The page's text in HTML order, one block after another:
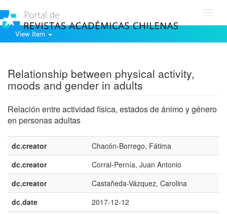
View Item
Relationship between physical activity,
moods and gender in adults
Relación entre actividad física, estados de ánimo y género
en personas adultas
dc.creator
Chacón-Borrego, Fátima
dc.creator
Corral-Pernía, Juan Antonio
dc.creator
Castañeda-Vázquez, Carolina
dc.date
2017-12-12